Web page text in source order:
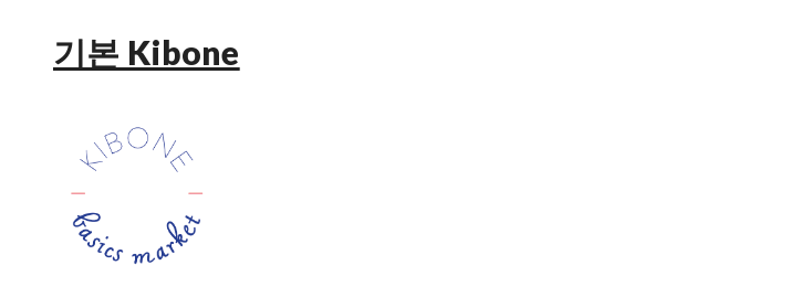
기본 Kibone